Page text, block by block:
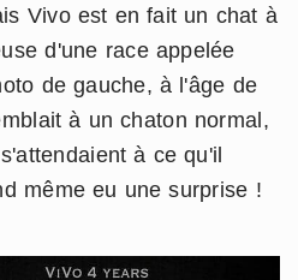
Vivo est en fait un chat à
d'une race appelée
de gauche, à l'âge de
à un chaton normal,
à ce qu'il
même eu une surprise !